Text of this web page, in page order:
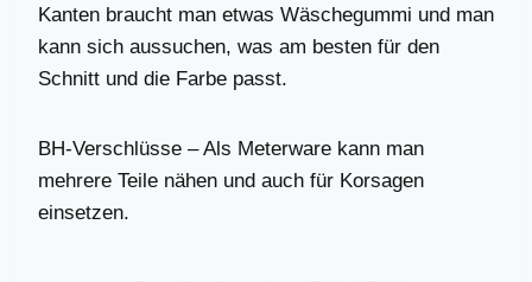
Kanten braucht man etwas Wäschegummi und man
kann sich aussuchen, was am besten für den
Schnitt und die Farbe passt.
BH-Verschlüsse – Als Meterware kann man
mehrere Teile nähen und auch für Korsagen
einsetzen.